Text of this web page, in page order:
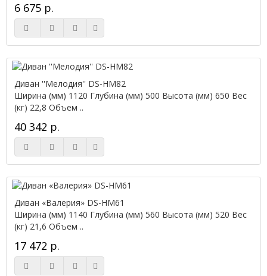
6 675 р.
Диван ''Мелодия'' DS-НМ82
Ширина (мм) 1120 Глубина (мм) 500 Высота (мм) 650 Вес
(кг) 22,8 Объем ..
40 342 р.
Диван «Валерия» DS-НМ61
Ширина (мм) 1140 Глубина (мм) 560 Высота (мм) 520 Вес
(кг) 21,6 Объем ..
17 472 р.